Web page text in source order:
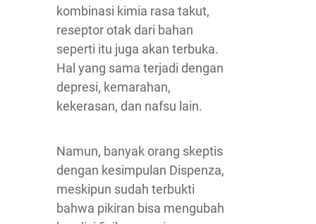
kombinasi kimia rasa takut,
reseptor otak dari bahan
seperti itu juga akan terbuka.
Hal yang sama terjadi dengan
depresi, kemarahan,
kekerasan, dan nafsu lain.
Namun, banyak orang skeptis
dengan kesimpulan Dispenza,
meskipun sudah terbukti
bahwa pikiran bisa mengubah